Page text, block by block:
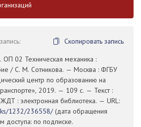
Скопировать запись
02 Техническая механика :
/ С. М. Сотникова. — Москва : ФГБУ
центр по образованию на
2019. — 109 с. — Текст :
: электронная библиотека. — URL:
1232/236558/(дата обращения
по подписке.